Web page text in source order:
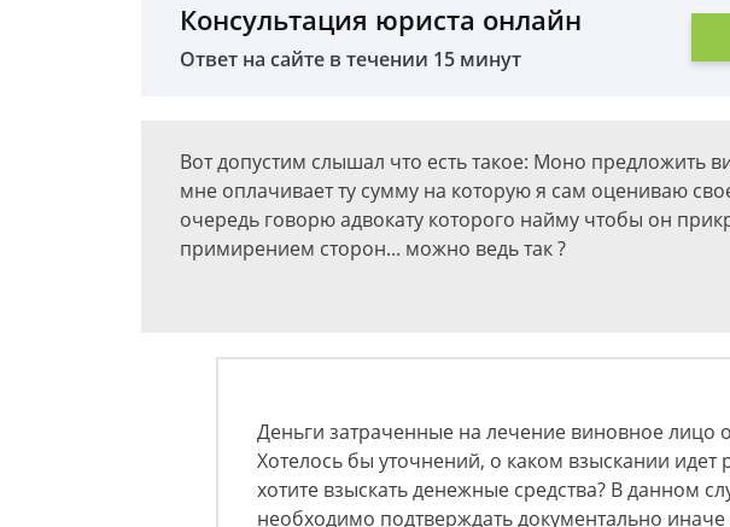
Консультация юриста онлайн
Ответ на сайте в течении 15 минут
Вот допустим слышал что есть такое: Моно предложить
мне оплачивает ту сумму на которую я сам оцениваю
очередь говорю адвокату которого найму чтобы он
примирением сторон... можно ведь так ?
Деньги затраченные на лечение виновное лицо
Хотелось бы уточнений, о каком взыскании идет
хотите взыскать денежные средства? В данном
необходимо подтверждать документально иначе